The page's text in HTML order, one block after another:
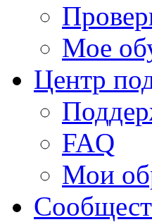
Мое
Центр
FAQ
Мои